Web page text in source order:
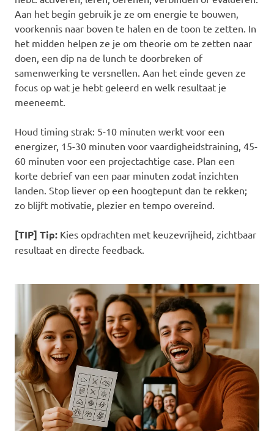
Aan het begin gebruik je ze om energie te bouwen,
voorkennis naar boven te halen en de toon te zetten. In
het midden helpen ze je om theorie om te zetten naar
doen, een dip na de lunch te doorbreken of
samenwerking te versnellen. Aan het einde geven ze
focus op wat je hebt geleerd en welk resultaat je
meeneemt.
Houd timing strak: 5-10 minuten werkt voor een
energizer, 15-30 minuten voor vaardigheidstraining, 45-
60 minuten voor een projectachtige case. Plan een
korte debrief van een paar minuten zodat inzichten
landen. Stop liever op een hoogtepunt dan te rekken;
zo blijft motivatie, plezier en tempo overeind.
[TIP] Tip: Kies opdrachten met keuzevrijheid, zichtbaar
resultaat en directe feedback.